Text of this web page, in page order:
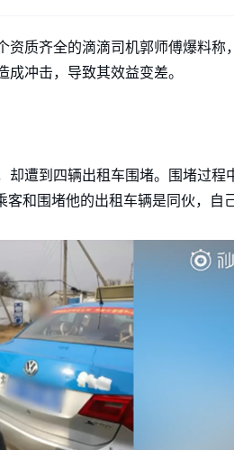
质齐全的滴滴司机郭师傅爆料称
冲击，导致其效益变差。
遭到四辆出租车围堵。围堵过程
和围堵他的出租车辆是同伙，自